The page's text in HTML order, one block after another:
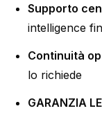
Supporto
intelligence
Continuità
lo richiede
GARANZIA